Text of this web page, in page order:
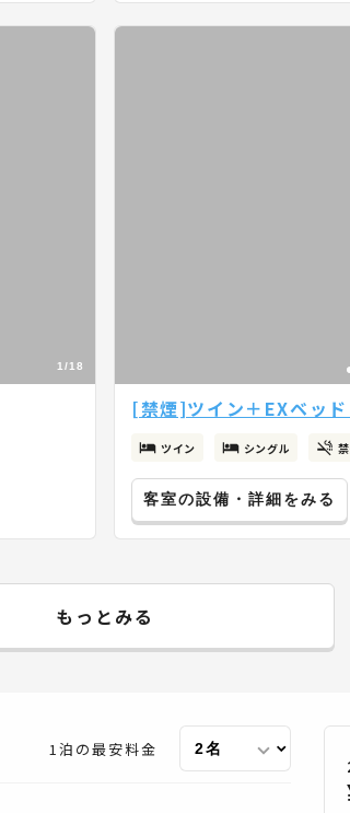
1/18
[禁煙]ツイン＋EXベッ
ツイン シングル
客室の設備・詳細をみる
もっとみる
1泊の最安料金